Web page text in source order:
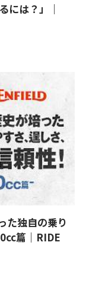
には？」｜
た独自の乗り
篇｜RIDE